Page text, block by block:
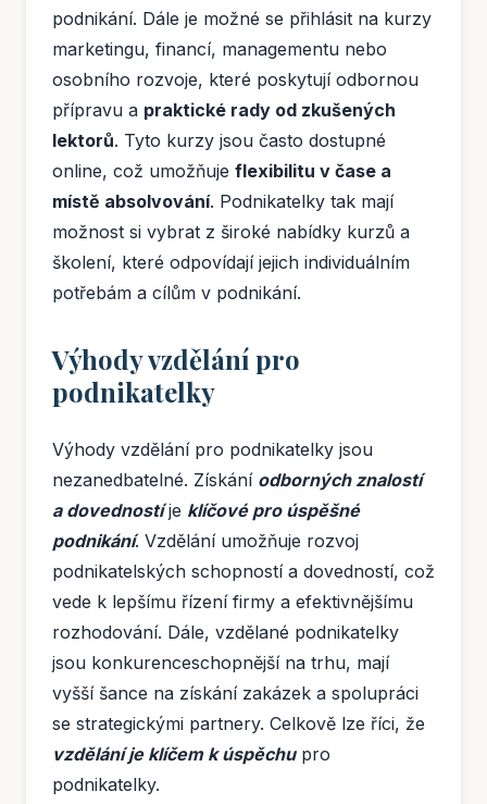
podnikání. Dále je možné se přihlásit na kurzy
marketingu, financí, managementu nebo
osobního rozvoje, které poskytují odbornou
přípravu a praktické rady od zkušených
lektorů. Tyto kurzy jsou často dostupné
online, což umožňuje flexibilitu v čase a
místě absolvování. Podnikatelky tak mají
možnost si vybrat z široké nabídky kurzů a
školení, které odpovídají jejich individuálním
potřebám a cílům v podnikání.
Výhody vzdělání pro
podnikatelky
Výhody vzdělání pro podnikatelky jsou
nezanedbatelné. Získání odborných znalostí
a dovednostíje klíčové pro úspěšné
podnikání. Vzdělání umožňuje rozvoj
podnikatelských schopností a dovedností, což
vede k lepšímu řízení firmy a efektivnějšímu
rozhodování. Dále, vzdělané podnikatelky
jsou konkurenceschopnější na trhu, mají
vyšší šance na získání zakázek a spolupráci
se strategickými partnery. Celkově lze říci, že
vzdělání je klíčem k úspěchupro
podnikatelky.